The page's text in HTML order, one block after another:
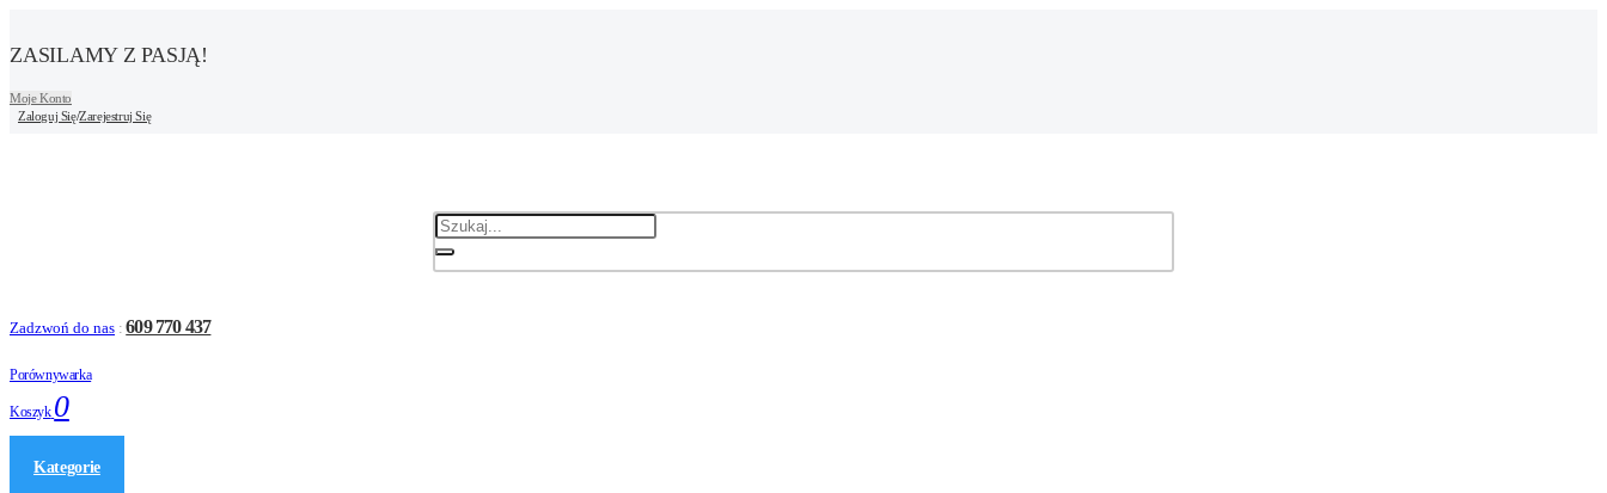
ZASILAMY Z PASJĄ!
Moje Konto
Zaloguj Się/Zarejestruj Się
Zadzwoń do nas : 609 770 437
Porównywarka
Koszyk 0
Kategorie